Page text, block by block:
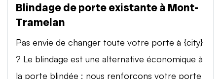
Blindage de porte existante à Mont-
Tramelan
Pas envie de changer toute votre porte à {city}
? Le blindage est une alternative économique à
la porte blindée : nous renforçons votre porte